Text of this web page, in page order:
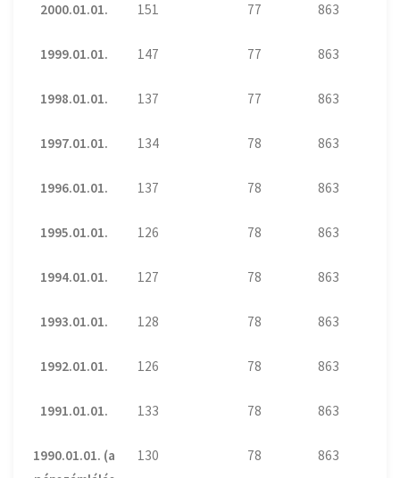
2000.01.01. 151 77 863
1999.01.01. 147 77 863
1998.01.01. 137 77 863
1997.01.01. 134 78 863
1996.01.01. 137 78 863
1995.01.01. 126 78 863
1994.01.01. 127 78 863
1993.01.01. 128 78 863
1992.01.01. 126 78 863
1991.01.01. 133 78 863
1990.01.01. (a
130 78 863